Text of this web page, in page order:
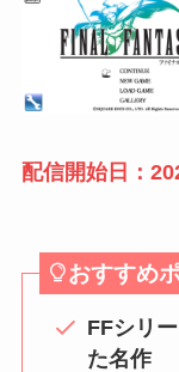
配信開始日：
おすすめ
FFシリ
た名作